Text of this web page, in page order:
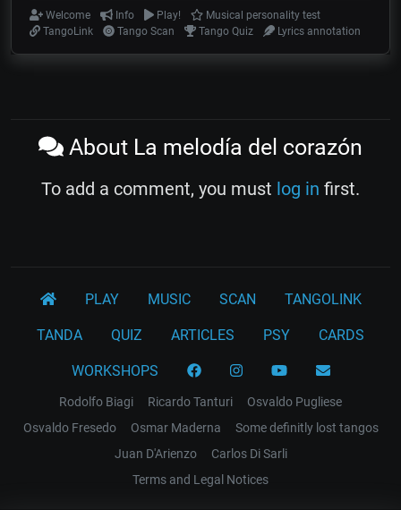
Welcome Info Play!
Musical personality test
TangoLink
Tango Scan Tango Quiz Lyrics annotation
About La melodía del corazón
To add a comment, you must log in first.
PLAY MUSIC SCAN TANGOLINK
TANDA QUIZ ARTICLES PSY CARDS
WORKSHOPS
Rodolfo Biagi Ricardo Tanturi
Osvaldo Pugliese
Osvaldo Fresedo
Osmar Maderna
Some definitly lost tangos
Juan D'Arienzo
Carlos Di Sarli
Terms and Legal Notices